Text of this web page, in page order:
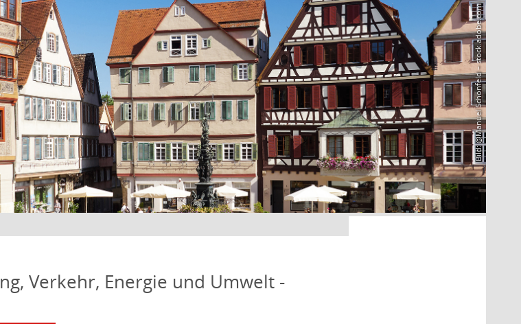
Bild: @Manuel Schönfeld – stock.adobe.com
Verkehr, Energie und Umwelt -